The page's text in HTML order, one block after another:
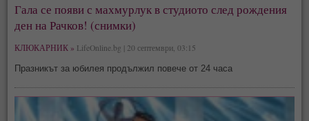
Гала се появи с махмурлук в студиото след рождения
ден на Рачков! (снимки)
КЛЮКАРНИК » LifeOnline.bg | 20 септември, 03:15
Празникът за юбилея продължил повече от 24 часа